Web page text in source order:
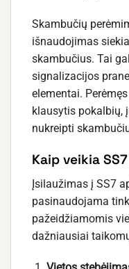
Skambučių
išnaudojimas
skambučius. Tai
signalizacijos
elementai.
klausytis pokalbių,
nukreipti
Kaip veikia
Įsilaužimas į SS7
pasinaudojama
pažeidžiamomis
dažniausiai